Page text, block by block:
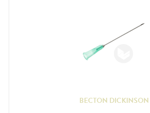
BECTON DICKINSON